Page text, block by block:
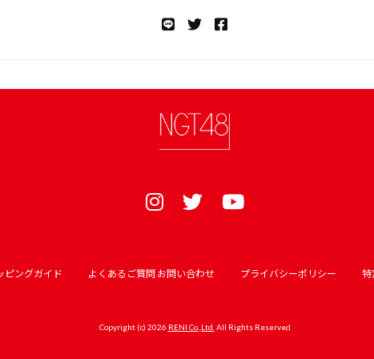
ピングガイド よくあるご質問 お問い合わせ プライバシーポリシー 特
Copyright (c) 2026 RENI Co.,Ltd. All Rights Reserved